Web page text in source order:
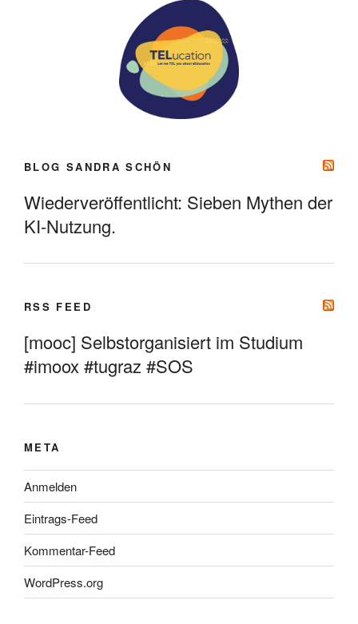
BLOG SANDRA SCHÖN
Wiederveröffentlicht: Sieben Mythen der
KI-Nutzung.
RSS FEED
[mooc] Selbstorganisiert im Studium
#imoox #tugraz #SOS
META
Anmelden
Eintrags-Feed
Kommentar-Feed
WordPress.org